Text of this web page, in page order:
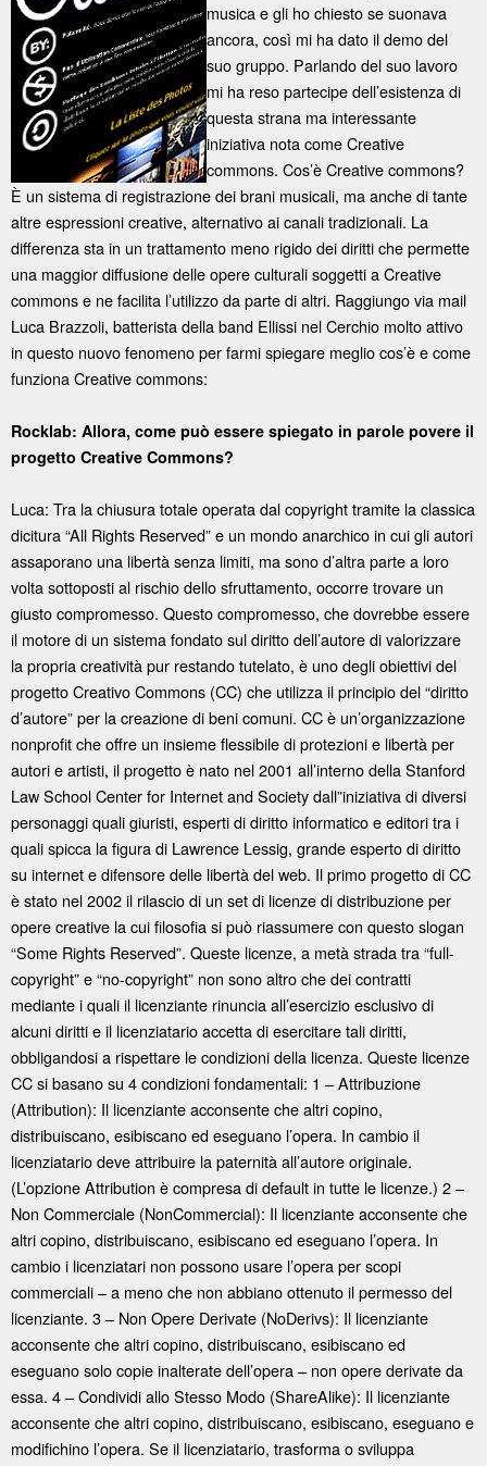
musica e gli ho chiesto se suonava
ancora, così mi ha dato il demo del
suo gruppo. Parlando del suo lavoro
mi ha reso partecipe dell’esistenza di
questa strana ma interessante
iniziativa nota come Creative
commons. Cos’è Creative commons?
È un sistema di registrazione dei brani musicali, ma anche di tante
altre espressioni creative, alternativo ai canali tradizionali. La
differenza sta in un trattamento meno rigido dei diritti che permette
una maggior diffusione delle opere culturali soggetti a Creative
commons e ne facilita l’utilizzo da parte di altri. Raggiungo via mail
Luca Brazzoli, batterista della band Ellissi nel Cerchio molto attivo
in questo nuovo fenomeno per farmi spiegare meglio cos’è e come
funziona Creative commons:
Rocklab: Allora, come può essere spiegato in parole povere il
progetto Creative Commons?
Luca: Tra la chiusura totale operata dal copyright tramite la classica
dicitura “All Rights Reserved” e un mondo anarchico in cui gli autori
assaporano una libertà senza limiti, ma sono d’altra parte a loro
volta sottoposti al rischio dello sfruttamento, occorre trovare un
giusto compromesso. Questo compromesso, che dovrebbe essere
il motore di un sistema fondato sul diritto dell’autore di valorizzare
la propria creatività pur restando tutelato, è uno degli obiettivi del
progetto Creativo Commons (CC) che utilizza il principio del “diritto
d’autore” per la creazione di beni comuni. CC è un’organizzazione
nonprofit che offre un insieme flessibile di protezioni e libertà per
autori e artisti, il progetto è nato nel 2001 all’interno della Stanford
Law School Center for Internet and Society dall”iniziativa di diversi
personaggi quali giuristi, esperti di diritto informatico e editori tra i
quali spicca la figura di Lawrence Lessig, grande esperto di diritto
su internet e difensore delle libertà del web. Il primo progetto di CC
è stato nel 2002 il rilascio di un set di licenze di distribuzione per
opere creative la cui filosofia si può riassumere con questo slogan
“Some Rights Reserved”. Queste licenze, a metà strada tra “full-
copyright” e “no-copyright” non sono altro che dei contratti
mediante i quali il licenziante rinuncia all’esercizio esclusivo di
alcuni diritti e il licenziatario accetta di esercitare tali diritti,
obbligandosi a rispettare le condizioni della licenza. Queste licenze
CC si basano su 4 condizioni fondamentali: 1 – Attribuzione
(Attribution): Il licenziante acconsente che altri copino,
distribuiscano, esibiscano ed eseguano l’opera. In cambio il
licenziatario deve attribuire la paternità all’autore originale.
(L’opzione Attribution è compresa di default in tutte le licenze.) 2 –
Non Commerciale (NonCommercial): Il licenziante acconsente che
altri copino, distribuiscano, esibiscano ed eseguano l’opera. In
cambio i licenziatari non possono usare l’opera per scopi
commerciali – a meno che non abbiano ottenuto il permesso del
licenziante. 3 – Non Opere Derivate (NoDerivs): Il licenziante
acconsente che altri copino, distribuiscano, esibiscano ed
eseguano solo copie inalterate dell’opera – non opere derivate da
essa. 4 – Condividi allo Stesso Modo (ShareAlike): Il licenziante
acconsente che altri copino, distribuiscano, esibiscano, eseguano e
modifichino l’opera. Se il licenziatario, trasforma o sviluppa